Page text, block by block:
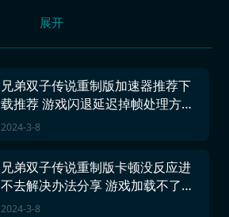
展开
兄弟双子传说重制版加速器推荐下
载推荐 游戏闪退延迟掉帧处理方式
分享
2024-3-8
兄弟双子传说重制版卡顿没反应进
不去解决办法分享 游戏加载不了怎
么办
2024-3-8